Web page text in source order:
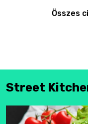
Összes
Street